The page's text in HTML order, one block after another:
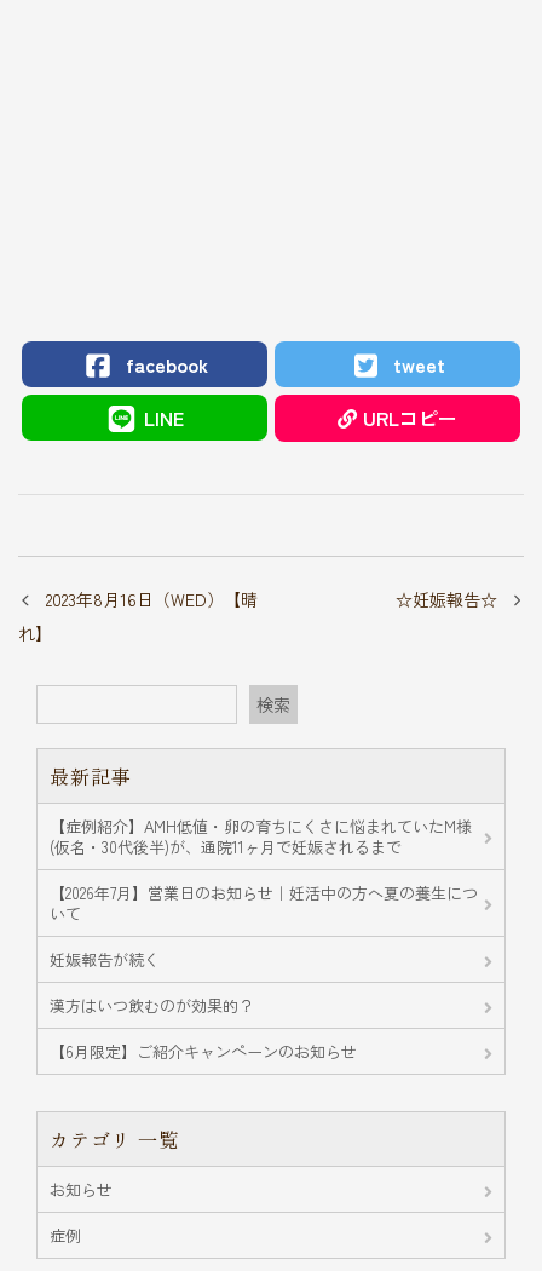
facebook
tweet
LINE
URLコピー
2023年8月16日（WED）【晴
れ】
☆妊娠報告☆
検索
最新記事
【症例紹介】AMH低値・卵の育ちにくさに悩まれていたM様
(仮名・30代後半)が、通院11ヶ月で妊娠されるまで
【2026年7月】営業日のお知らせ｜妊活中の方へ夏の養生につ
いて
妊娠報告が続く
漢方はいつ飲むのが効果的？
【6月限定】ご紹介キャンペーンのお知らせ
カテゴリ 一覧
お知らせ
症例